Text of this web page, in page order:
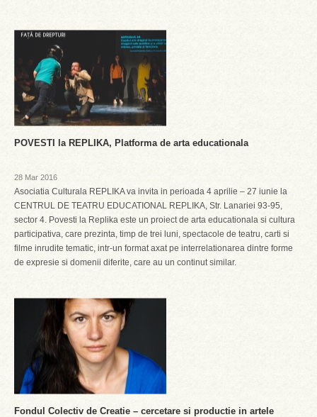
POVESTI la REPLIKA, Platforma de arta educationala
28 Mar 2016
Asociatia Culturala REPLIKA va invita in perioada 4 aprilie – 27 iunie la
CENTRUL DE TEATRU EDUCATIONAL REPLIKA, Str. Lanariei 93-95,
sector 4. Povesti la Replika este un proiect de arta educationala si cultura
participativa, care prezinta, timp de trei luni, spectacole de teatru, carti si
filme inrudite tematic, intr-un format axat pe interrelationarea dintre forme
de expresie si domenii diferite, care au un continut similar.
Fondul Colectiv de Creatie – cercetare si productie in artele